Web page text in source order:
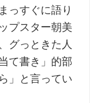
っすぐに語り
プスター朝美
グっときた人
て書き」的部
」と言ってい